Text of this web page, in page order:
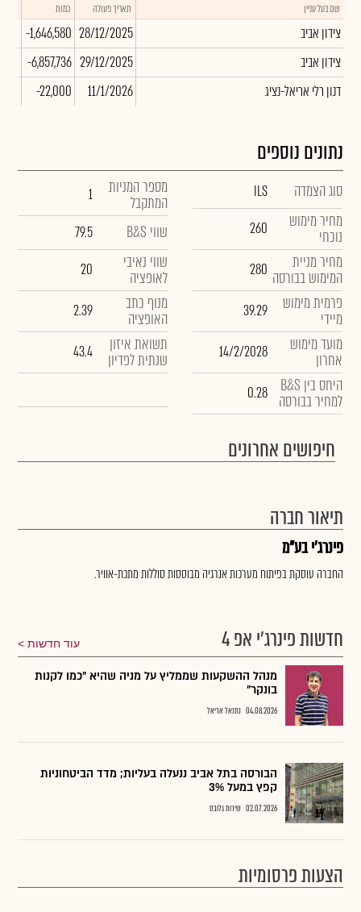
שם בעל עניין תאריך פעולה כמות
צידון אביב 28/12/2025
-1,646,580
צידון אביב
29/12/2025
-6,857,736
דנון רלי אריאל-נציג
11/1/2026
-22,000
נתונים נוספים
סוג הצמדה ILS
מחיר מימוש
נוכחי 260
מחיר מניית
המימוש בבורסה 280
פרמית מימוש
מיידי 39.29
מועד מימוש
אחרון 14/2/2028
היחס בין B&S
למחיר בבורסה 0.28
מספר המניות
המתקבל 1
שווי B&S 79.5
שווי נאיבי
לאופציה 20
מנוף כתב
האופציה 2.39
תשואת איזון
שנתית לפדיון 43.4
חיפושים אחרונים
תיאור חברה
פינרג'י בע"מ
החברה עוסקת בפיתוח מערכות אנרגיה מבוססות סוללות מתכת-אוויר.
חדשות פינרג'י אפ 4 עוד חדשות
מנהל ההשקעות שממליץ על מניה שהיא "כמו לקנות
בונקר"
04.08.2026 נתנאל אריאל
הבורסה בתל אביב ננעלה בעליות; מדד הביטחוניות
קפץ במעל 3%
02.07.2026 שירות גלובס
הצעות פרסומיות